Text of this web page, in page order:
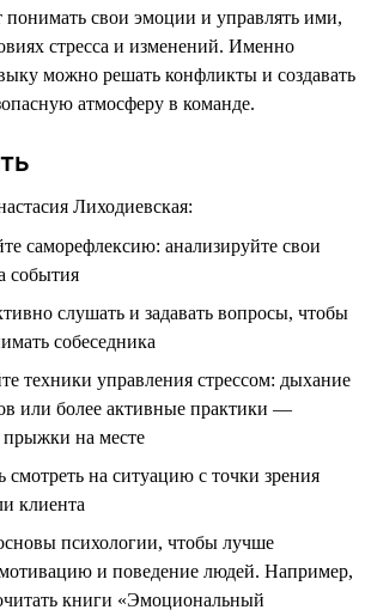
понимать свои эмоции и управлять ими,
стресса и изменений. Именно
можно решать конфликты и создавать
атмосферу в команде.
Лиходиевская:
саморефлексию: анализируйте свои
события
слушать и задавать вопросы, чтобы
собеседника
техники управления стрессом: дыхание
или более активные практики —
на месте
смотреть на ситуацию с точки зрения
клиента
психологии, чтобы лучше
и поведение людей. Например,
книги «Эмоциональный